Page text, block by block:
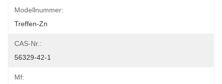
Modellnummer:
Treffen-Zn
CAS-Nr.:
56329-42-1
Mf: